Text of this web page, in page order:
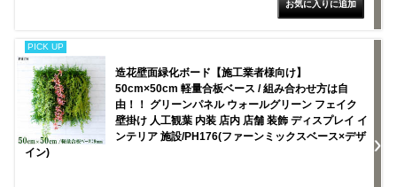
PICK UP
造花壁面緑化ボード【施工業者様向け】
50cm×50cm 軽量合板ベース / 組み合わせ方は自
由！！ グリーンパネル ウォールグリーン フェイク
壁掛け 人工観葉 内装 店内 店舗 装飾 ディスプレイ イ
ンテリア 施設/PH176(ファーンミックスベース×デザ
イン)